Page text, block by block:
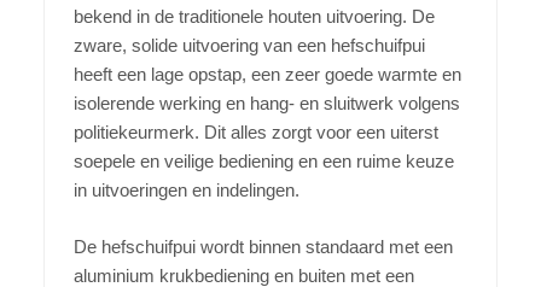
bekend in de traditionele houten uitvoering. De
zware, solide uitvoering van een hefschuifpui
heeft een lage opstap, een zeer goede warmte en
isolerende werking en hang- en sluitwerk volgens
politiekeurmerk. Dit alles zorgt voor een uiterst
soepele en veilige bediening en een ruime keuze
in uitvoeringen en indelingen.
De hefschuifpui wordt binnen standaard met een
aluminium krukbediening en buiten met een